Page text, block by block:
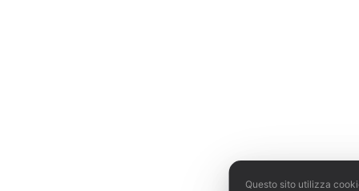
Questo sito utilizza